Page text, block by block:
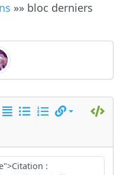
»» bloc derniers